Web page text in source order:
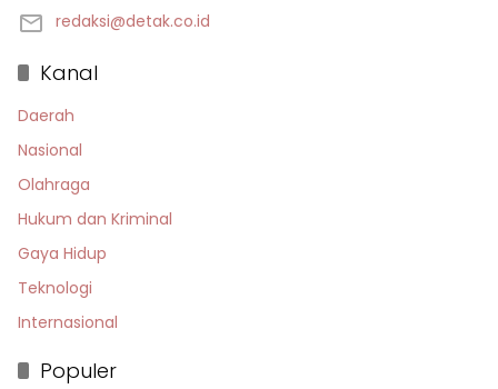
redaksi@detak.co.id
Kanal
Daerah
Nasional
Olahraga
Hukum dan Kriminal
Gaya Hidup
Teknologi
Internasional
Populer